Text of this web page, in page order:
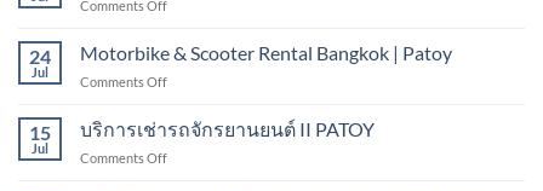
Bangkok
Pattaya
Comments Offon
Rental
Bangkok
II
Motorbike
24
Jul
Motorbike & Scooter Rental Bangkok | Patoy
Comments Offon
Scooter
Rental
15
Jul
บริการเช่ารถจักรยานยนต์ II PATOY
Comments Offon